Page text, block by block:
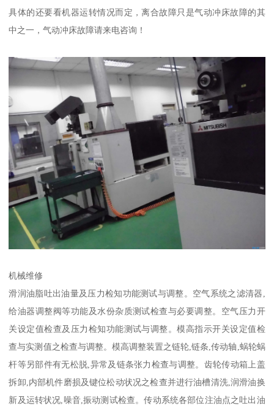
具体的还要看机器运转情况而定，离合故障只是气动冲床故障的其
中之一，气动冲床故障请来电咨询！
机械维修
滑润油脂吐出油量及压力检知功能测试与调整。空气系统之滤清器,
给油器调整阀等功能及水份杂质测试检查与必要调整。空气压力开
关设定值检查及压力检知功能测试与调整。模高指示开关设定值检
查与实测值之检查与调整。模高调整装置之链轮,链条,传动轴,蜗轮蜗
杆等另部件有无松脱,异常及链条张力检查与调整。齿轮传动箱上盖
拆卸,内部机件磨损及键位松动状况之检查并进行油槽清洗,润滑油换
新及运转状况,噪音,振动测试检查。传动系统各部位注油点之吐出油